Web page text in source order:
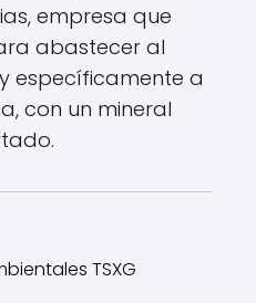
empresa que
abastecer al
específicamente a
con un mineral
TSXG